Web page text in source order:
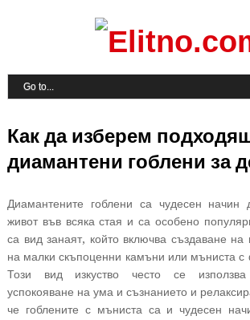
Как да изберем
диамантени гоблени за
Диамантените гоблени са чудесен начин
живот във всяка стая и са особено
са вид занаят, който включва създаване
на малки скъпоценни камъни или мъниста
Този вид изкуство често се
успокояване на ума и съзнанието и
че гоблените с мъниста са и чудесен